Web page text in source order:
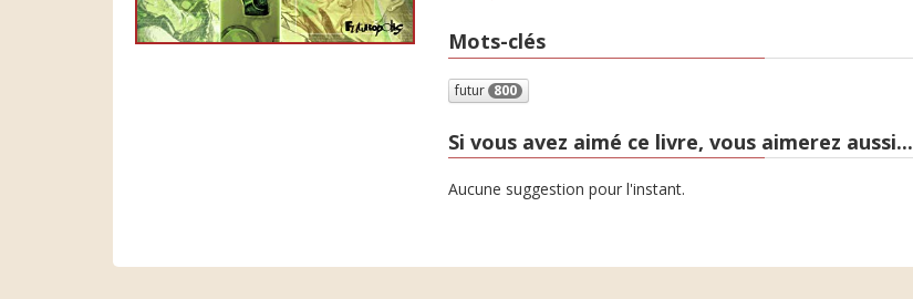
Mots-clés
futur 800
Si vous avez aimé ce livre, vous aimerez aussi...
Aucune suggestion pour l'instant.